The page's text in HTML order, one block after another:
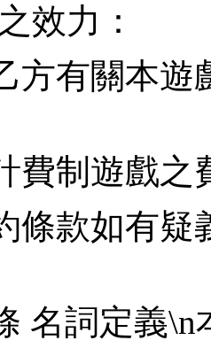
效力：
方有關本遊
費制遊戲之
條款如有疑
名詞定義